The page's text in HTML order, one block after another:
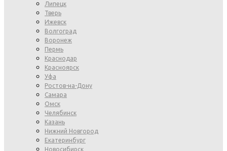
Липецк
Тверь
Ижевск
Волгоград
Воронеж
Пермь
Краснодар
Красноярск
Уфа
Ростов-на-Дону
Самара
Омск
Челябинск
Казань
Нижний Новгород
Екатеринбург
Новосибирск